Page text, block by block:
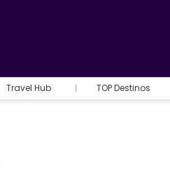
Travel Hub TOP Destinos